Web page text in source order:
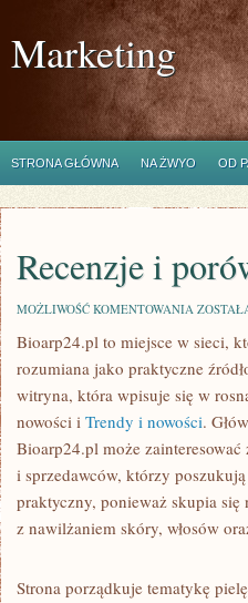
Marketing
STRONA GŁÓWNA NA ŻWYO OD
Recenzje i
MOŻLIWOŚĆ KOMENTOWANIA
Bioarp24.pl to miejsce w sieci,
rozumiana jako praktyczne
witryna, która wpisuje się w
nowości i Trendy i nowości.
Bioarp24.pl może
i sprzedawców, którzy
praktyczny, ponieważ skupia
z nawilżaniem skóry, włosów
Strona porządkuje tematykę